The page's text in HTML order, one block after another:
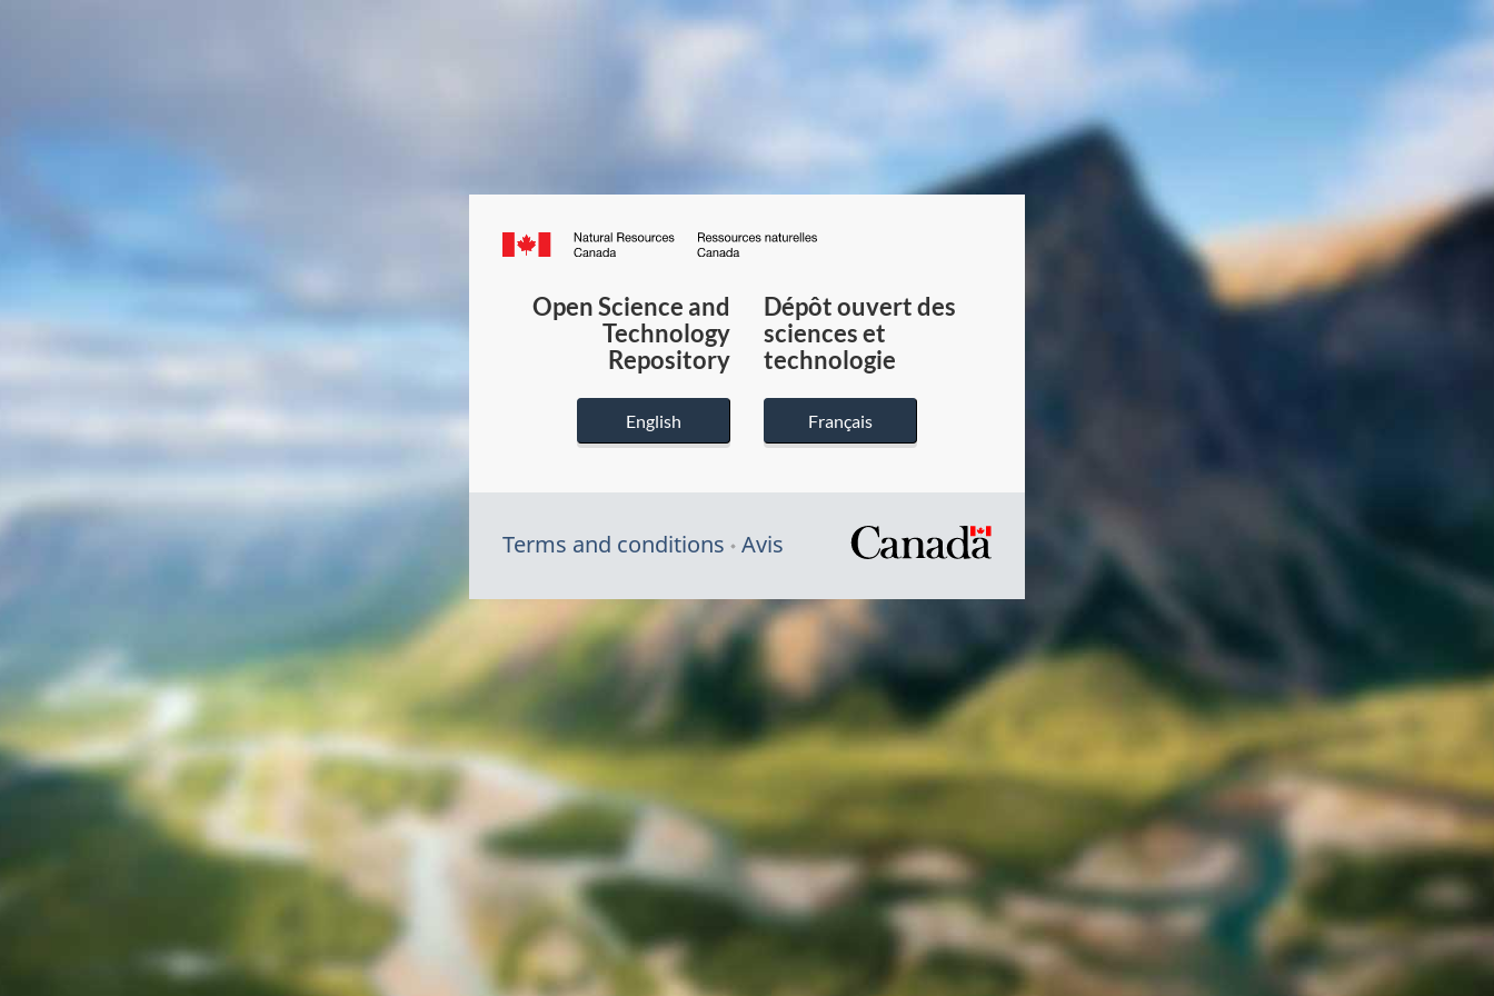
Canada.ca
du
Canada
Open Science and
Technology
Repository
English
Dépôt ouvert des
sciences et
technologie
Français
Terms and conditions Avis
/
gouvernement
du